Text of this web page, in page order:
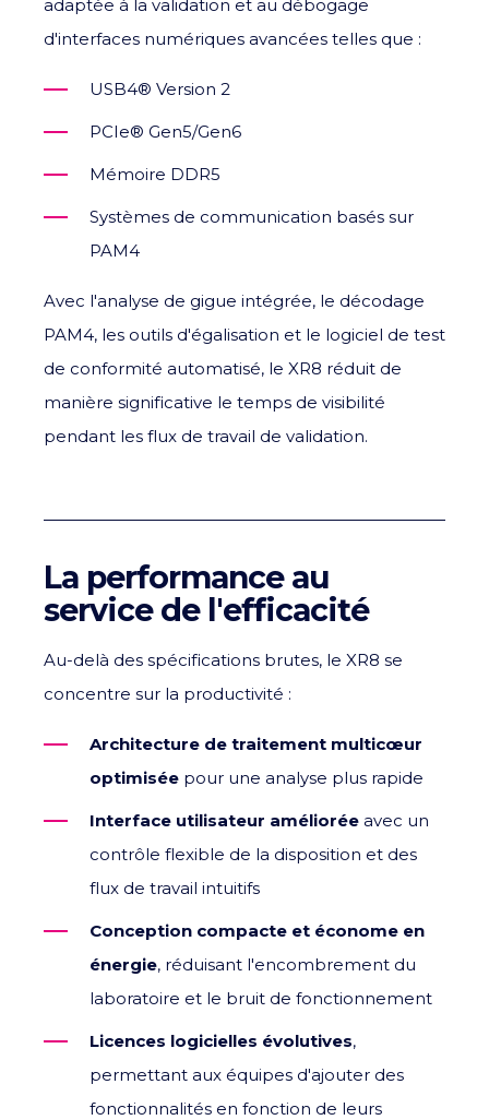
adaptée à la validation et au débogage
d'interfaces numériques avancées telles que :
USB4® Version 2
PCIe® Gen5/Gen6
Mémoire DDR5
Systèmes de communication basés sur
PAM4
Avec l'analyse de gigue intégrée, le décodage
PAM4, les outils d'égalisation et le logiciel de test
de conformité automatisé, le XR8 réduit de
manière significative le temps de visibilité
pendant les flux de travail de validation.
La performance au
service de l'efficacité
Au-delà des spécifications brutes, le XR8 se
concentre sur la productivité :
Architecture de traitement multicœur
optimisée pour une analyse plus rapide
Interface utilisateur améliorée avec un
contrôle flexible de la disposition et des
flux de travail intuitifs
Conception compacte et économe en
énergie, réduisant l'encombrement du
laboratoire et le bruit de fonctionnement
Licences logicielles évolutives,
permettant aux équipes d'ajouter des
fonctionnalités en fonction de leurs